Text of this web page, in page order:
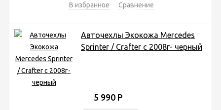
В избранное
Сравнение
Авточехлы Экокожа Mercedes
Sprinter / Crafter с 2008г- черный
5 990 Р